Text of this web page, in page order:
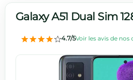
Galaxy A51 Dual Sim
4.7/5Voir les avis de nos